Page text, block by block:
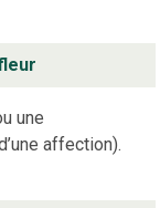
une
affection).